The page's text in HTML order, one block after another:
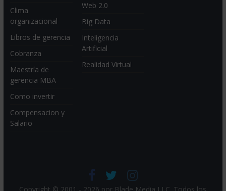
Clima
organizacional
Libros de gerencia
Cobranza
Maestría de
gerencia MBA
Como invertir
Compensacion y
Salario
Web 2.0
Big Data
Inteligencia
Artificial
Realidad Virtual